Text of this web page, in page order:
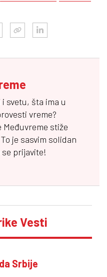
svetu, šta ima u
vreme?
Međuvreme stiže
je sasvim solidan
prijavite!
Vesti
Srbije